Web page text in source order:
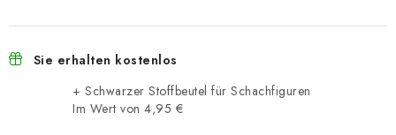
Sie erhalten kostenlos
+ Schwarzer Stoffbeutel für Schachfiguren
Im Wert von 4,95 €